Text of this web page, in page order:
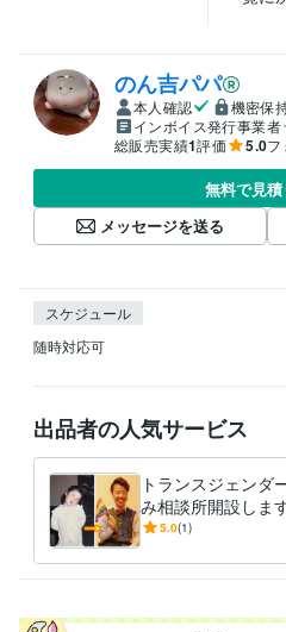
のん吉パパ
本人確認 機密保
インボイス発行事業者
総販売実績1評価 5.0フ
無料で見
メッセージを送る
スケジュール
随時対応可
出品者の人気サービス
トランスジェンダ
み相談所開設しま
で対面で100名以
5.0(1)